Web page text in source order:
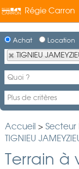
Régie Carron
Achat Location
TIGNIEU
Accueil > Secteur
TIGNIEU
Terrain à